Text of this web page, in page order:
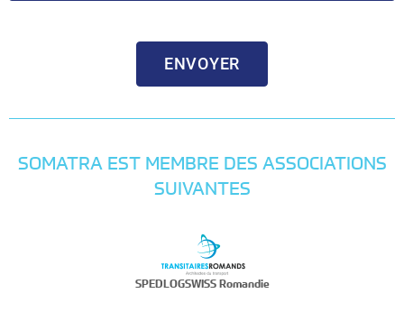
ENVOYER
SOMATRA EST MEMBRE DES ASSOCIATIONS
SUIVANTES
SPEDLOGSWISS Romandie